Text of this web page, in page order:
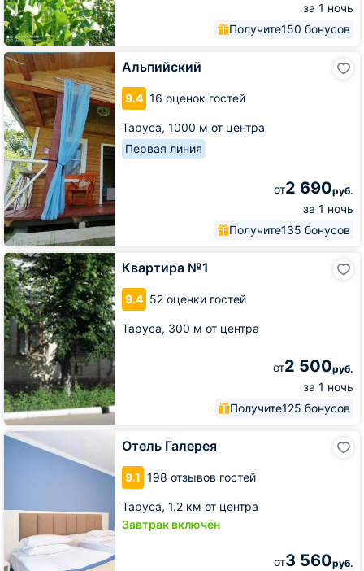
за 1 ночь
Получите150 бонусов
Альпийский
9.4 16 оценок гостей
Таруса, 1000 м от центра
Первая линия
от2 690руб.
за 1 ночь
Получите135 бонусов
Альпийский
Квартира №1
9.4 52 оценки гостей
Таруса, 300 м от центра
от2 500руб.
за 1 ночь
Получите125 бонусов
Квартира
№1
Отель Галерея
9.1 198 отзывов гостей
Таруса, 1.2 км от центра
Завтрак включён
от3 560руб.
Отель
Галерея